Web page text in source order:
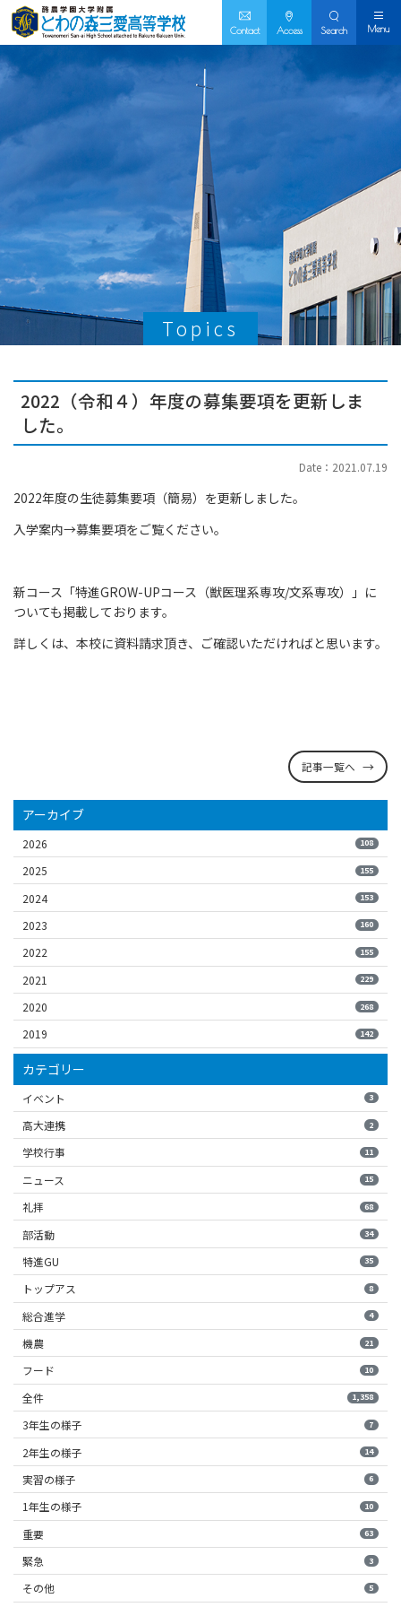
Contact Access Search Menu
Topics
2022（令和４）年度の募集要項を更新しま
した。
Date：2021.07.19
2022年度の生徒募集要項（簡易）を更新しました。
入学案内→募集要項をご覧ください。
新コース「特進GROW-UPコース（獣医理系専攻/文系専攻）」に
ついても掲載しております。
詳しくは、本校に資料請求頂き、ご確認いただければと思います。
記事一覧へ
アーカイブ
2026 108
2025 155
2024 153
2023 160
2022 155
2021 229
2020 268
2019 142
カテゴリー
イベント 3
高大連携 2
学校行事 11
ニュース 15
礼拝 68
部活動 34
特進GU 35
トップアス 8
総合進学 4
機農 21
フード 10
全件 1,358
3年生の様子 7
2年生の様子 14
実習の様子 6
1年生の様子 10
重要 63
緊急 3
その他 5